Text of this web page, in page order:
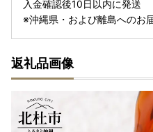
入金確認後10日以内に発送
※沖縄県・および離島へのお
返礼品画像